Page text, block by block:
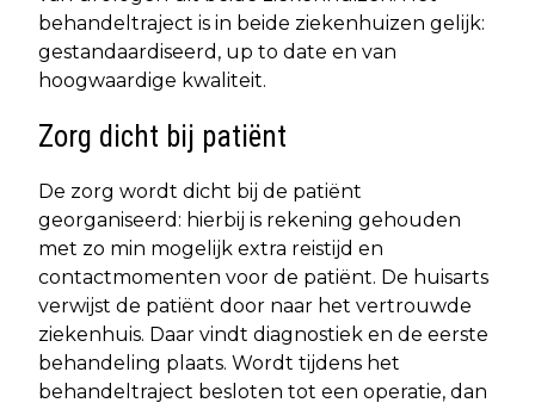
behandeltraject is in beide ziekenhuizen gelijk:
gestandaardiseerd, up to date en van
hoogwaardige kwaliteit.
Zorg dicht bij patiënt
De zorg wordt dicht bij de patiënt
georganiseerd: hierbij is rekening gehouden
met zo min mogelijk extra reistijd en
contactmomenten voor de patiënt. De huisarts
verwijst de patiënt door naar het vertrouwde
ziekenhuis. Daar vindt diagnostiek en de eerste
behandeling plaats. Wordt tijdens het
behandeltraject besloten tot een operatie, dan